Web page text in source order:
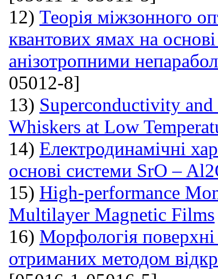
12) Теорія міжзонного
квантових ямах на
анізотропними
05012-8]
13) Superconductivity
Whiskers at Low
14) Електродинамічні
основі системи SrO –
15) High-performance
Multilayer Magnetic Films
16) Морфологія
отриманих методом